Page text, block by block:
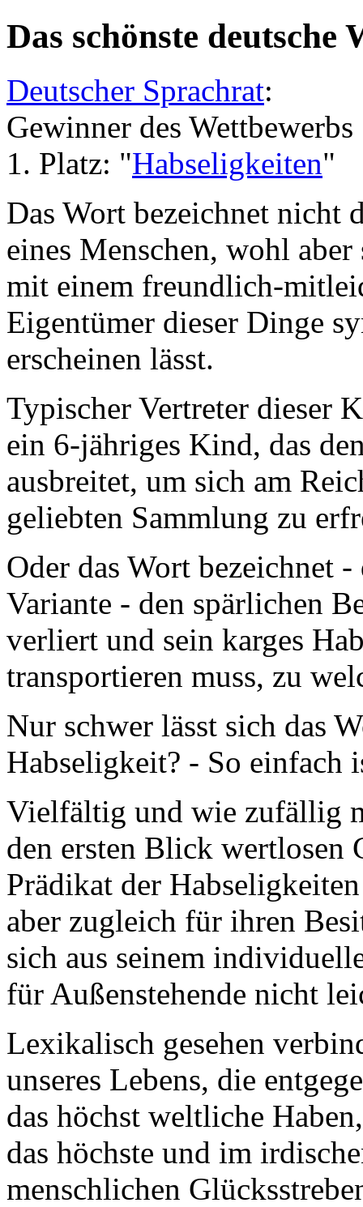
Das schönste
Deutscher Sprachrat:
Gewinner des Wettbewerbs
1. Platz: "Habseligkeiten"
Das Wort bezeichnet nicht
eines Menschen, wohl
mit einem freundlich-
Eigentümer dieser Dinge
erscheinen lässt.
Typischer Vertreter dieser
ein 6-jähriges Kind, das
ausbreitet, um sich am
geliebten Sammlung zu
Oder das Wort bezeichnet
Variante - den spärlichen
verliert und sein karges
transportieren muss, zu
Nur schwer lässt sich das
Habseligkeit? - So einfach
Vielfältig und wie zufällig
den ersten Blick wertlosen
Prädikat der
aber zugleich für ihren
sich aus seinem
für Außenstehende nicht
Lexikalisch gesehen
unseres Lebens, die
das höchst weltliche
das höchste und im
menschlichen